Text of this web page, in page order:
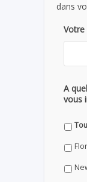
dans
Votre
A
vous